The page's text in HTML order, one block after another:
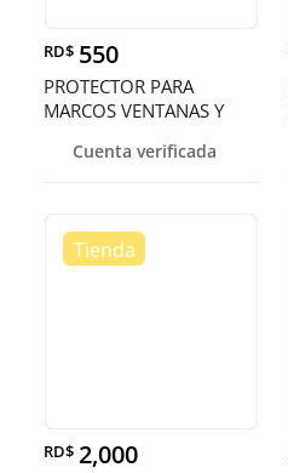
RD$ 550
PROTECTOR PARA
MARCOS VENTANAS Y
Cuenta verificada
RD$ 2,000